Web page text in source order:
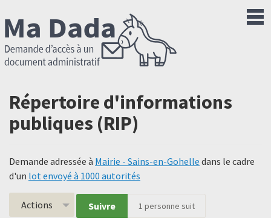
Répertoire d'informations
publiques (RIP)
Demande adressée à Mairie - Sains-en-Gohelle dans le cadre
d'un lot envoyé à 1000 autorités
Actions Suivre 1 personne suit